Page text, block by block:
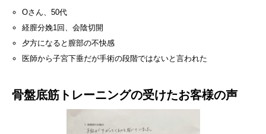
Oさん、50代
経膣分娩1回、会陰切開
夕方になると膣部の不快感
医師から子宮下垂だが手術の段階ではないと言われた
骨盤底筋トレーニングの受けたお客様の声